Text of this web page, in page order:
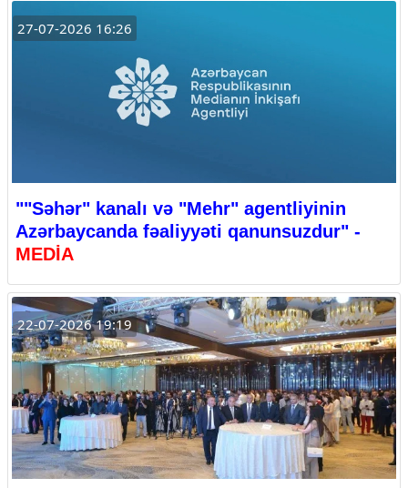
27-07-2026 16:26
""Səhər" kanalı və "Mehr" agentliyinin
Azərbaycanda fəaliyyəti qanunsuzdur" -
MEDİA
22-07-2026 19:19